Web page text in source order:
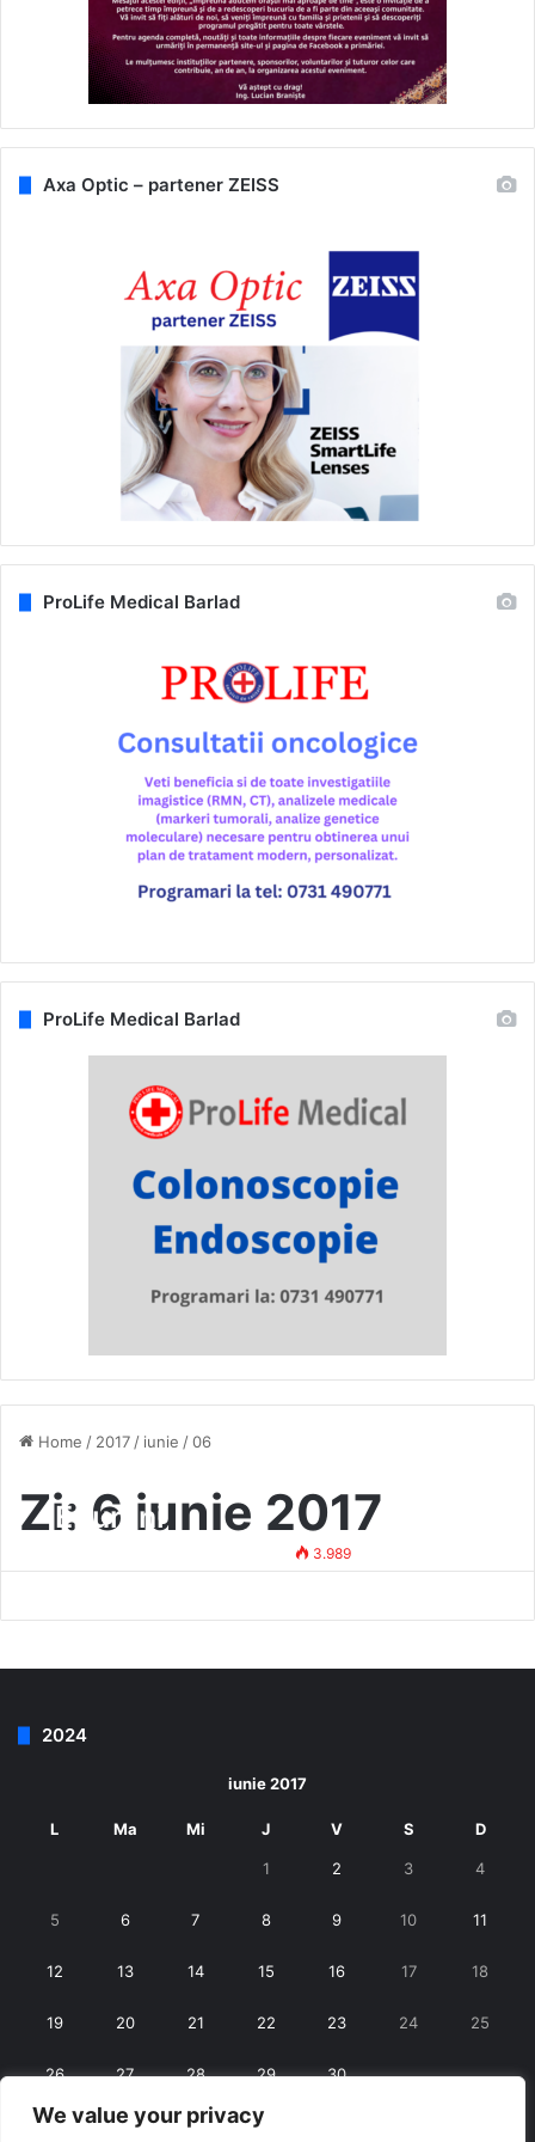
We value your privacy
Home / 2017 / iunie /06
Zi: 6 iunie 2017
Epureni
3.989
Axa Optic – partener ZEISS
ProLife Medical Barlad
ProLife Medical Barlad
2024
iunie 2017
L Ma Mi J V S D
1 2 3 4
5 6 7 8 9 10 11
12 13 14 15 16 17 18
19 20 21 22 23 24 25
26 27 28 29 30
« mai iul. »